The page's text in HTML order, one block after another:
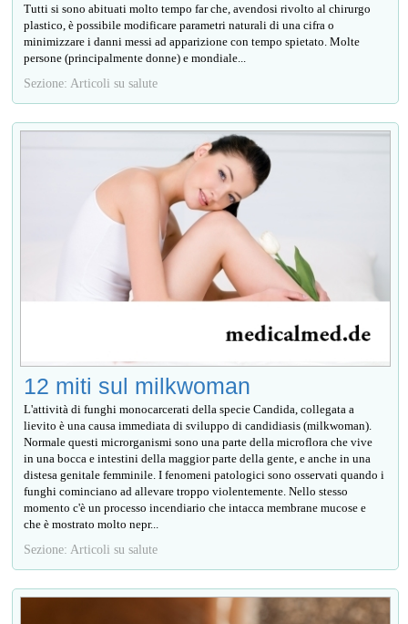
Tutti si sono abituati molto tempo far che, avendosi rivolto al chirurgo
plastico, è possibile modificare parametri naturali di una cifra o
minimizzare i danni messi ad apparizione con tempo spietato. Molte
persone (principalmente donne) е mondiale...
Sezione: Articoli su salute
12 miti sul milkwoman
L'attività di funghi monocarcerati della specie Candida, collegata a
lievito è una causa immediata di sviluppo di candidiasis (milkwoman).
Normale questi microrganismi sono una parte della microflora che vive
in una bocca e intestini della maggior parte della gente, e anche in una
distesa genitale femminile. I fenomeni patologici sono osservati quando i
funghi cominciano ad allevare troppo violentemente. Nello stesso
momento c'è un processo incendiario che intacca membrane mucose e
che è mostrato molto nepr...
Sezione: Articoli su salute